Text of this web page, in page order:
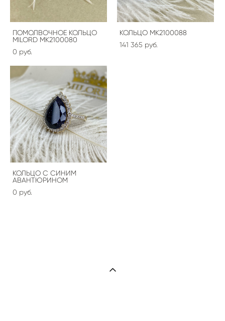
ПОМОЛВОЧНОЕ КОЛЬЦО
MILORD МК2100080
0 pуб.
КОЛЬЦО МК2100088
141 365 pуб.
КОЛЬЦО С СИНИМ
АВАНТЮРИНОМ
0 pуб.